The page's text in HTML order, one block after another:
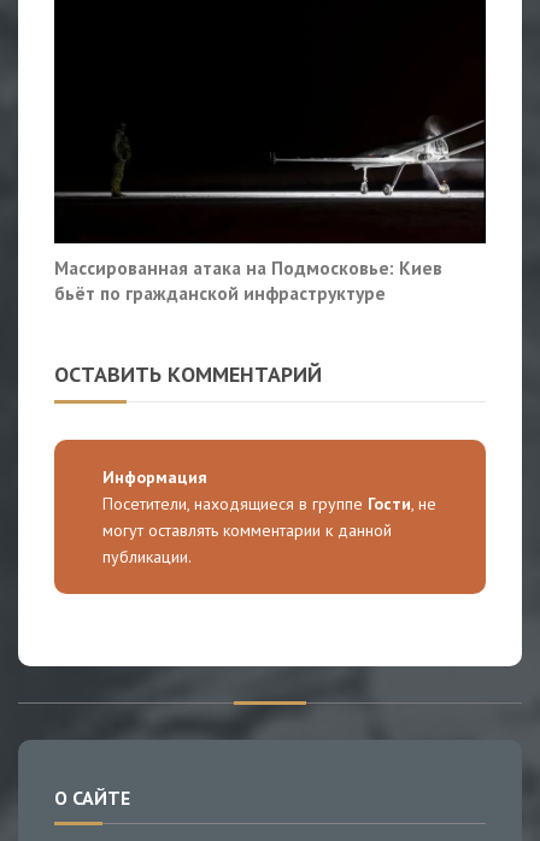
Массированная атака на Подмосковье: Киев
бьёт по гражданской инфраструктуре
ОСТАВИТЬ КОММЕНТАРИЙ
Информация
Посетители, находящиеся в группе Гости, не
могут оставлять комментарии к данной
публикации.
О САЙТЕ